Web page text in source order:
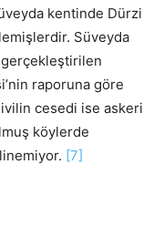
kentinde Dürzi
Süveyda
raporuna göre
cesedi ise askeri
köylerde
[7]